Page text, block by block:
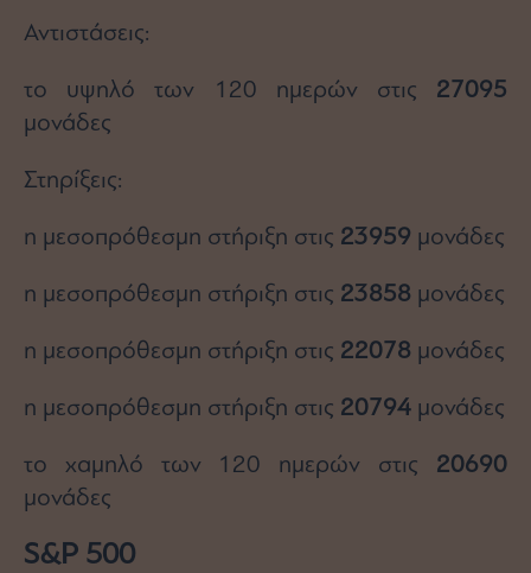
Αντιστάσεις:
το υψηλό των 120 ημερών στις 27095
μονάδες
Στηρίξεις:
η μεσοπρόθεσμη στήριξη στις 23959 μονάδες
η μεσοπρόθεσμη στήριξη στις 23858 μονάδες
η μεσοπρόθεσμη στήριξη στις 22078 μονάδες
η μεσοπρόθεσμη στήριξη στις 20794 μονάδες
το χαμηλό των 120 ημερών στις 20690
μονάδες
S&P 500